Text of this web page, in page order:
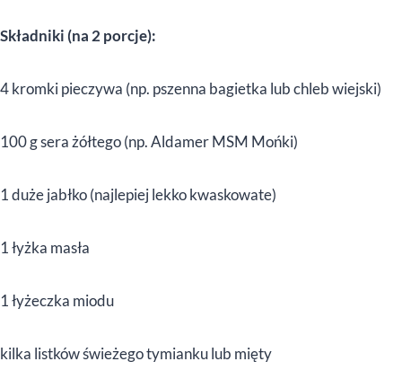
Składniki (na 2 porcje):
4 kromki pieczywa (np. pszenna bagietka lub chleb wiejski)
100 g sera żółtego (np. Aldamer MSM Mońki)
1 duże jabłko (najlepiej lekko kwaskowate)
1 łyżka masła
1 łyżeczka miodu
kilka listków świeżego tymianku lub mięty